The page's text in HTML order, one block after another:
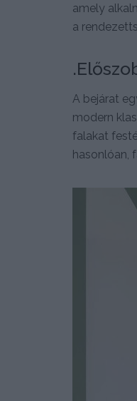
amely
a
A bejárat
modern
falakat
hasonlóan,